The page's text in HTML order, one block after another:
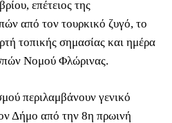
επέτειος της
από τον τουρκικό ζυγό, το
τοπικής σημασίας και ημέρα
Νομού Φλώρινας.
περιλαμβάνουν γενικό
Δήμο από την 8η πρωινή